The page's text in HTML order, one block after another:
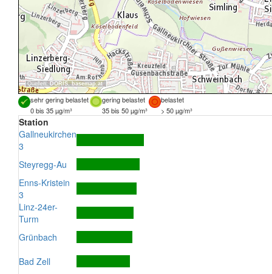
Quellen: DORIS, basemap.at
sehr gering belastet gering belastet
belastet
0 bis 35 µg/m³
35 bis 50 µg/m³ > 50 µg/m³
Station
Gallneukirchen
3
Steyregg-Au
Enns-Kristein
3
Linz-24er-
Turm
Grünbach
Bad Zell